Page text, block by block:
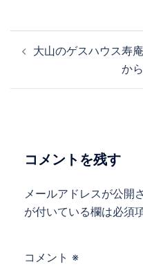
稿
シ
ン
大山のゲスハウス寿
か
コメントを残す
メールアドレスが公開
が付いている欄は必須
コメント ※